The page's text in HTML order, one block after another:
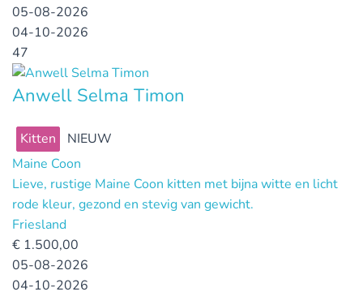
05-08-2026
04-10-2026
47
Anwell Selma Timon
Kitten
NIEUW
Maine Coon
Lieve, rustige Maine Coon kitten met bijna witte en licht
rode kleur, gezond en stevig van gewicht.
Friesland
€ 1.500,00
05-08-2026
04-10-2026